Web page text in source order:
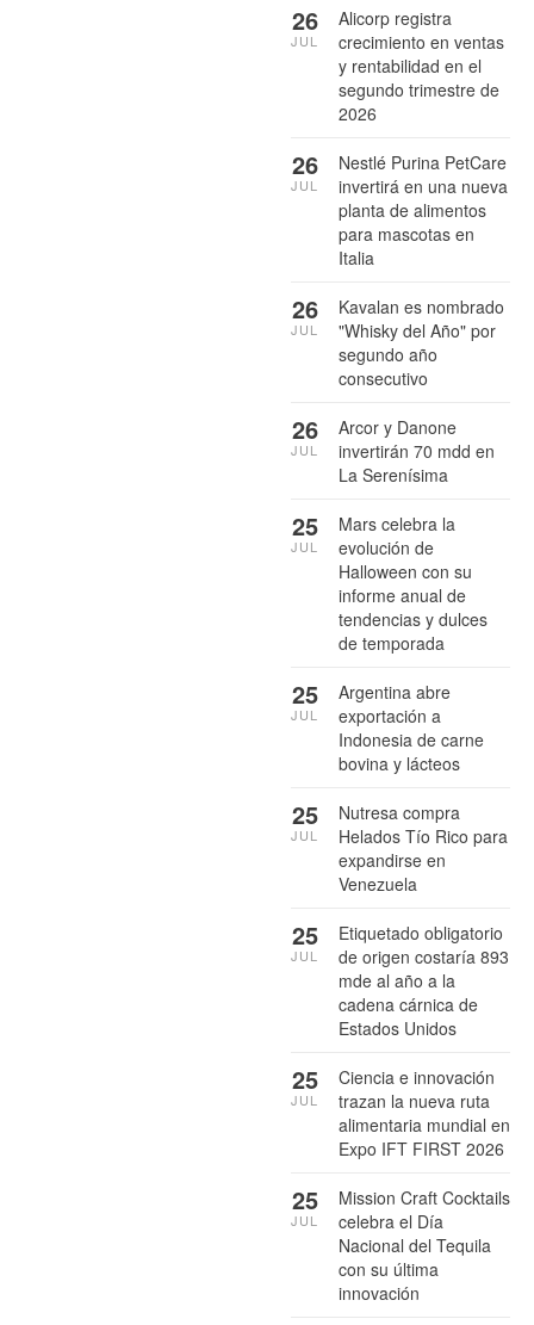
Alicorp registra
crecimiento en ventas
y rentabilidad en el
segundo trimestre de
2026
26
JUL
Nestlé Purina PetCare
invertirá en una nueva
planta de alimentos
para mascotas en
Italia
26
JUL
Kavalan es nombrado
"Whisky del Año" por
segundo año
consecutivo
26
JUL
Arcor y Danone
invertirán 70 mdd en
La Serenísima
26
JUL
Mars celebra la
evolución de
Halloween con su
informe anual de
tendencias y dulces
de temporada
25
JUL
Argentina abre
exportación a
Indonesia de carne
bovina y lácteos
25
JUL
Nutresa compra
Helados Tío Rico para
expandirse en
Venezuela
25
JUL
Etiquetado obligatorio
de origen costaría 893
mde al año a la
cadena cárnica de
Estados Unidos
25
JUL
Ciencia e innovación
trazan la nueva ruta
alimentaria mundial en
Expo IFT FIRST 2026
25
JUL
Mission Craft Cocktails
celebra el Día
Nacional del Tequila
con su última
innovación
25
JUL